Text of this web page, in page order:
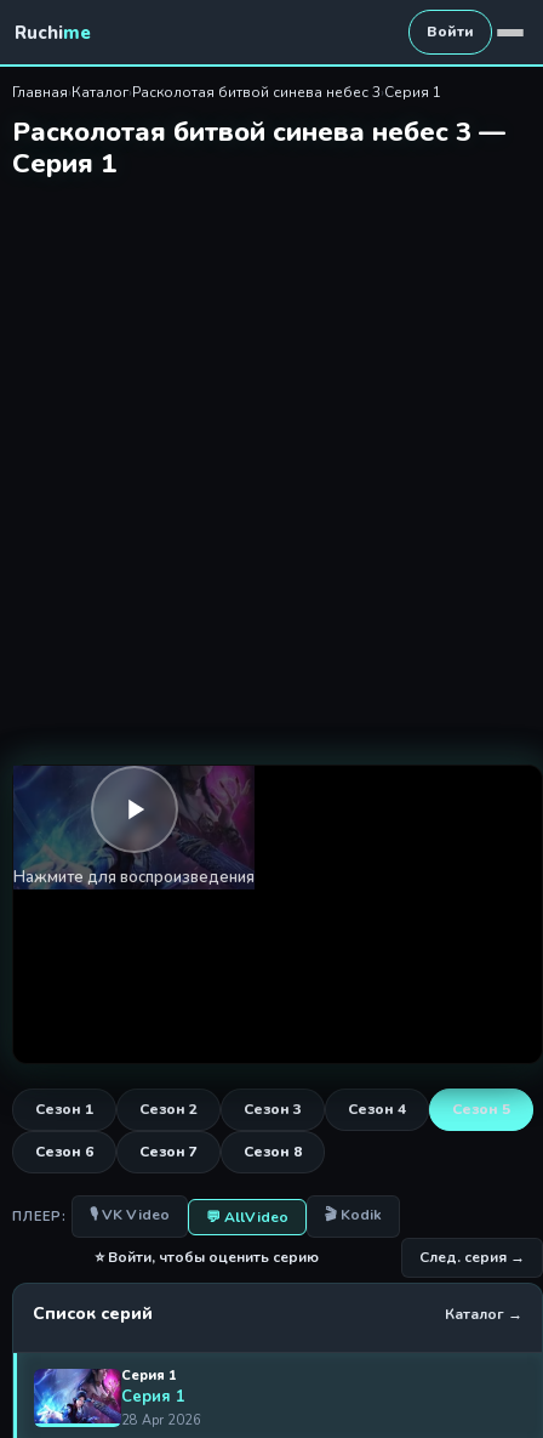
Расколотая битвой синева
Ruchime Войти
Главная›Каталог›Расколотая битвой синева небес 3›Серия 1
Расколотая битвой синева небес 3 —
Серия 1
Сезон 1 Сезон 2 Сезон 3 Сезон 4 Сезон 5
Сезон 6 Сезон 7 Сезон 8
Нажмите для воспроизведения
ПЛЕЕР: 🎙 VK Video 💬 AllVideo 🎬 Kodik
⭐ Войти, чтобы оценить серию След. серия →
Список серий Каталог →
Серия 1
Серия 1
28 Apr 2026